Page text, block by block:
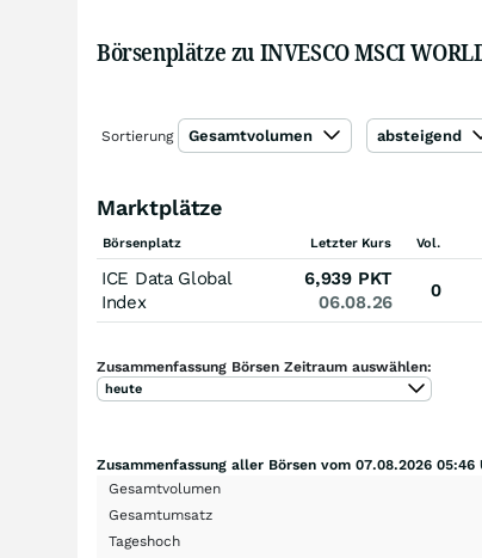
Börsenplätze zu INVESCO MSCI
Sortierung Gesamtvolumen absteigend
Marktplätze
Börsenplatz Letzter Kurs Vol.
ICE Data Global
Index
6,939 PKT
06.08.26
0
Zusammenfassung Börsen Zeitraum auswählen:
heute
Zusammenfassung aller Börsen vom 07.08.2026 05:46
Gesamtvolumen
Gesamtumsatz
Tageshoch